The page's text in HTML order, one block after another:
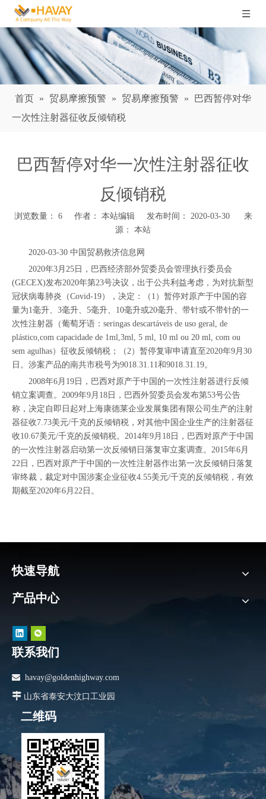
首页 » 贸易摩擦预警 » 贸易摩擦预警 »
巴西暂停对华
一次性注射器征收反倾销税
巴西暂停对华一次性注射器征收
反倾销税
浏览数量： 6作者： 本站编辑 发布时间： 2020-03-30 来
源： 本站
["wechat","weibo","qzone","douban","email"]
2020-03-30 中国贸易救济信息网
2020年3月25日，巴西经济部外贸委员会管理执行委员会
(GECEX)发布2020年第23号决议，出于公共利益考虑，为对抗新型
冠状病毒肺炎（Covid-19），决定：（1）暂停对原产于中国的容
量为1毫升、3毫升、5毫升、10毫升或20毫升、带针或不带针的一
次性注射器（葡萄牙语：seringas descartáveis de uso geral, de
plástico,com capacidade de 1ml,3ml, 5 ml, 10 ml ou 20 ml, com ou
sem agulhas）征收反倾销税；（2）暂停复审申请直至2020年9月30
日。涉案产品的南共市税号为9018.31.11和9018.31.19。
2008年6月19日，巴西对原产于中国的一次性注射器进行反倾
销立案调查。2009年9月18日，巴西外贸委员会发布第53号公告
称，决定自即日起对上海康德莱企业发展集团有限公司生产的注射
器征收7.73美元/千克的反倾销税，对其他中国企业生产的注射器征
收10.67美元/千克的反倾销税。2014年9月18日，巴西对原产于中国
的一次性注射器启动第一次反倾销日落复审立案调查。2015年6月
22日，巴西对原产于中国的一次性注射器作出第一次反倾销日落复
审终裁，裁定对中国涉案企业征收4.55美元/千克的反倾销税，有效
期截至2020年6月22日。
快速导航
产品中心
联系我们
 havay@goldenhighway.com
 山东省泰安大汶口工业园
二维码